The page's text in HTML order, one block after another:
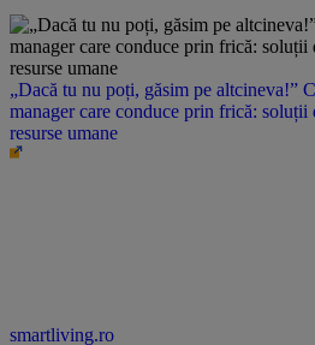
„Dacă tu nu poți, găsim pe altcineva!”
manager care conduce prin frică: soluții
resurse umane
smartliving.ro